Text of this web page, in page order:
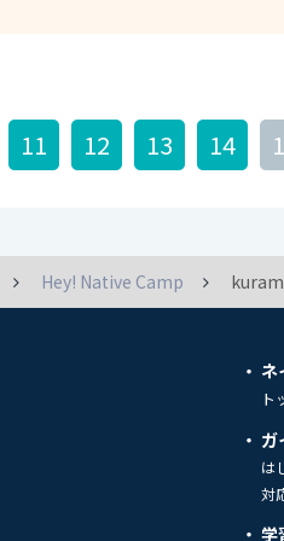
日本の住宅事情はお寒い限りだよね
などでも使える、丁寧な表現です。 2. The housing
厳しい状況です。 quite : かなり、非常に (副詞) bleak : (状況が)
11 12 13 14
Hey! Native Camp
ネ
ト
ガ
は
対
学